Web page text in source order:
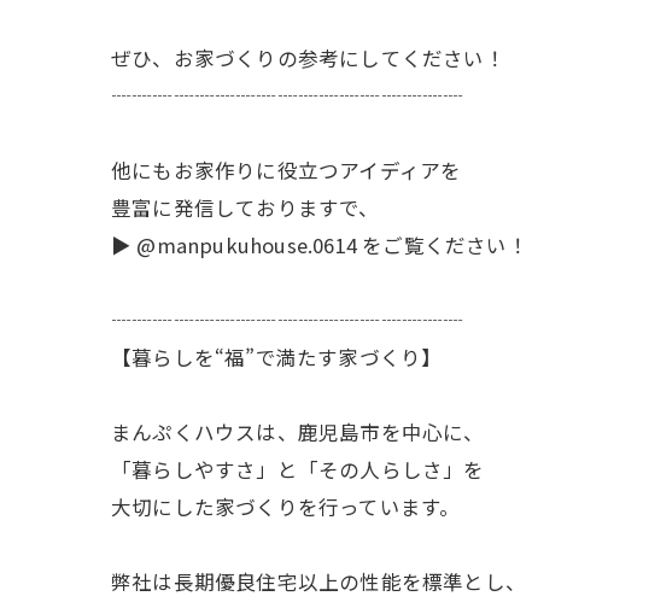
ぜひ、お家づくりの参考にしてください！
┈┈┈┈┈┈┈┈┈┈┈┈┈┈┈┈┈
他にもお家作りに役立つアイディアを
豊富に発信しておりますで、
▶︎ @manpukuhouse.0614 をご覧ください！
┈┈┈┈┈┈┈┈┈┈┈┈┈┈┈┈┈
【暮らしを“福”で満たす家づくり】
まんぷくハウスは、鹿児島市を中心に、
「暮らしやすさ」と「その人らしさ」を
大切にした家づくりを行っています。
弊社は長期優良住宅以上の性能を標準とし、